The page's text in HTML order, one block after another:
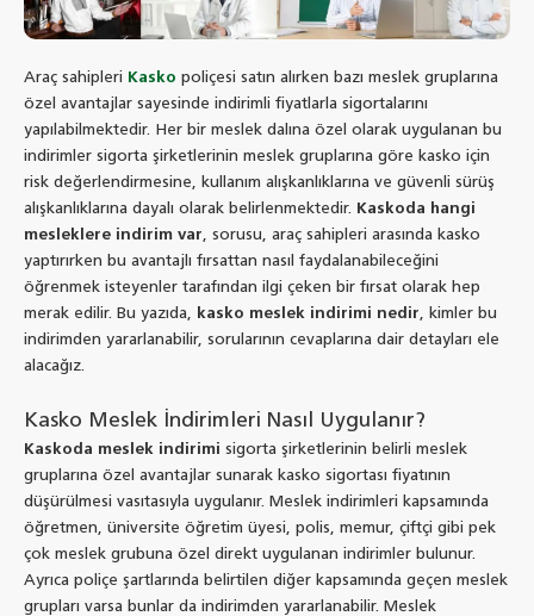
Araç sahipleri Kasko poliçesi satın alırken bazı meslek gruplarına
özel avantajlar sayesinde indirimli fiyatlarla sigortalarını
yapılabilmektedir. Her bir meslek dalına özel olarak uygulanan bu
indirimler sigorta şirketlerinin meslek gruplarına göre kasko için
risk değerlendirmesine, kullanım alışkanlıklarına ve güvenli sürüş
alışkanlıklarına dayalı olarak belirlenmektedir.
Kaskoda hangi
mesleklere indirim var, sorusu, araç sahipleri arasında kasko
yaptırırken bu avantajlı fırsattan nasıl faydalanabileceğini
öğrenmek isteyenler tarafından ilgi çeken bir fırsat olarak hep
merak edilir. Bu yazıda,
kasko meslek indirimi nedir, kimler bu
indirimden yararlanabilir, sorularının cevaplarına dair detayları ele
alacağız.
Kasko Meslek İndirimleri Nasıl Uygulanır?
Kaskoda meslek indirimi sigorta şirketlerinin belirli meslek
gruplarına özel avantajlar sunarak kasko sigortası fiyatının
düşürülmesi vasıtasıyla uygulanır. Meslek indirimleri kapsamında
öğretmen, üniversite öğretim üyesi, polis, memur, çiftçi gibi pek
çok meslek grubuna özel direkt uygulanan indirimler bulunur.
Ayrıca poliçe şartlarında belirtilen diğer kapsamında geçen meslek
grupları varsa bunlar da indirimden yararlanabilir. Meslek